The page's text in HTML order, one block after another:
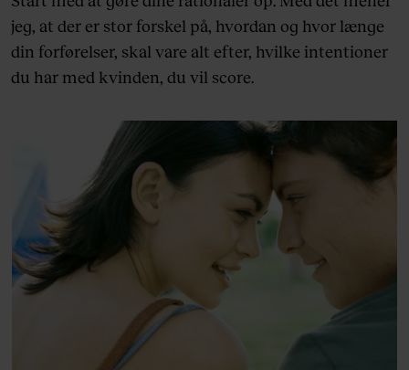
jeg, at der er stor forskel på, hvordan og hvor længe
din forførelser, skal vare alt efter, hvilke intentioner
du har med kvinden, du vil score.